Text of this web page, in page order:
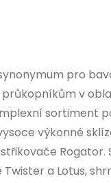
pro
v
sortiment
výkonné
a Lotus,